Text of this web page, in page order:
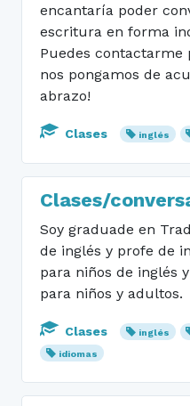
encantaría poder
escritura en forma
Puedes contactarme
nos pongamos de
abrazo!
Clases inglés
Clases/
Soy graduade en
de inglés y profe de
para niños de inglés
para niños y adultos.
Clases inglés
idiomas